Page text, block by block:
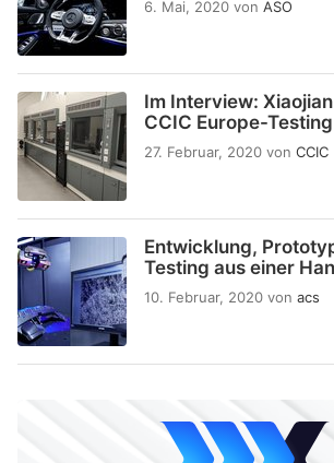
6. Mai, 2020 von ASO
Im Interview:
CCIC Europe-
27. Februar, 2020 von CCIC
Entwicklung,
Testing aus einer
10. Februar, 2020 von acs